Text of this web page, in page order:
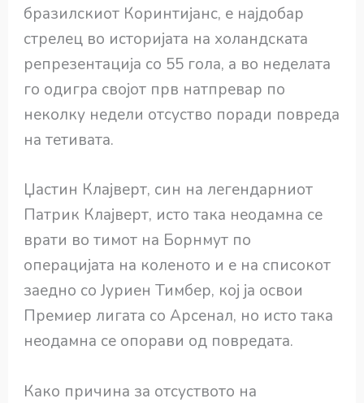
бразилскиот Коринтијанс, е најдобар
стрелец во историјата на холандската
репрезентација со 55 гола, а во неделата
го одигра својот прв натпревар по
неколку недели отсуство поради повреда
на тетивата.
Џастин Клајверт, син на легендарниот
Патрик Клајверт, исто така неодамна се
врати во тимот на Борнмут по
операцијата на коленото и е на списокот
заедно со Јуриен Тимбер, кој ја освои
Премиер лигата со Арсенал, но исто така
неодамна се опорави од повредата.
Како причина за отсуството на